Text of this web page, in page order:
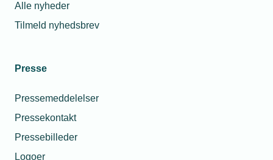
Alle nyheder
Tilmeld nyhedsbrev
Presse
Pressemeddelelser
Pressekontakt
Pressebilleder
Logoer